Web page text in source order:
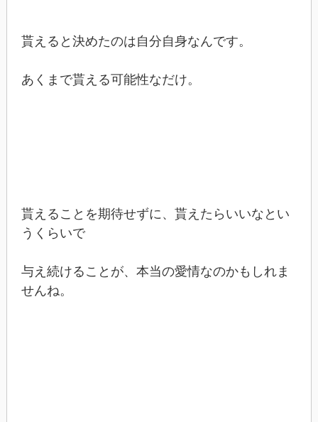
貰えると決めたのは自分自身なんです。
あくまで貰える可能性なだけ。
貰えることを期待せずに、貰えたらいいなとい
うくらいで
与え続けることが、本当の愛情なのかもしれま
せんね。